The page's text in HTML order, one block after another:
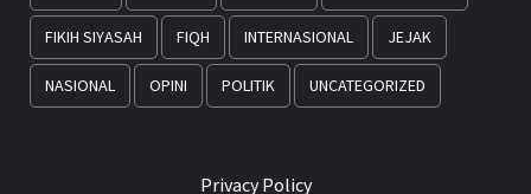
FIKIH SIYASAH FIQH INTERNASIONAL JEJAK
NASIONAL OPINI POLITIK UNCATEGORIZED
Privacy Policy